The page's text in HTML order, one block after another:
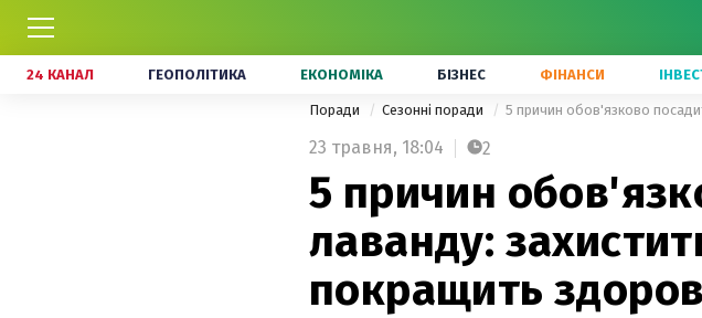
24 КАНАЛ ГЕОПОЛІТИКА ЕКОНОМІКА БІЗНЕС ФІНАНСИ
Поради Сезонні поради 5 причин обов'язково
23 травня, 18:04 2
5 причин
лаванду:
покращить